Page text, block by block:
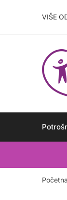
VIŠE
Početna